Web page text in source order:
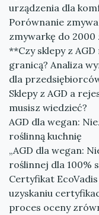
urządzenia dla
Porównanie
zmywarkę do 2000
**Czy sklepy z
granicą? Analiza
dla
Sklepy z AGD a
musisz wiedzieć?
AGD dla wegan:
roślinną kuchnię
„AGD dla wegan:
roślinnej dla 100%
Certyfikat
uzyskaniu
proces oceny